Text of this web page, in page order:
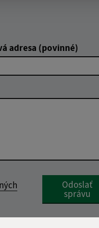
adresa (povinné)
GoogleOdoslať
správu